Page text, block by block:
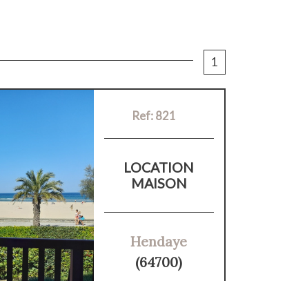
1
Ref: 821
LOCATION
MAISON
Hendaye
(64700)